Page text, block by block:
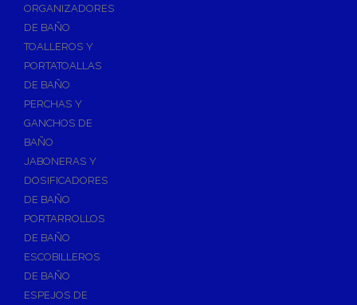
Fregaderos
Grifería de Fregadero
Recambios de fregadero
Contra Incendios
Accesorios y Grupos Contra Incendios
Calderas y estufas de biomasa
Sistemas de Energía Solar Térmica
Estructuras de soporte
Sistemas de Aerotermia
Sistemas de Energía Solar Fotovoltaica
Paneles
ORGANIZADORES
DE BAÑO
TOALLEROS Y
PORTATOALLAS
DE BAÑO
PERCHAS Y
GANCHOS DE
BAÑO
JABONERAS Y
DOSIFICADORES
DE BAÑO
PORTARROLLOS
DE BAÑO
ESCOBILLEROS
DE BAÑO
ESPEJOS DE